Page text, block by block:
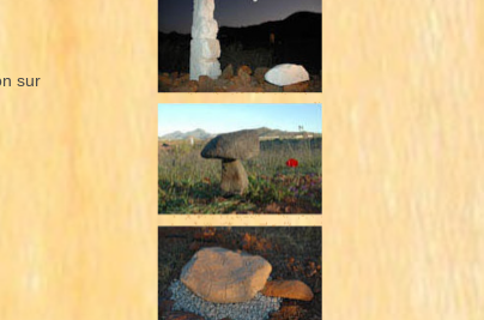
sur